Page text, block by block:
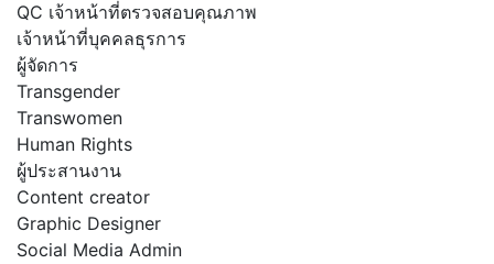
QC เจ้าหน้าที่ตรวจสอบคุณภาพ
เจ้าหน้าที่บุคคลธุรการ
ผู้จัดการ
Transgender
Transwomen
Human Rights
ผู้ประสานงาน
Content creator
Graphic Designer
Social Media Admin